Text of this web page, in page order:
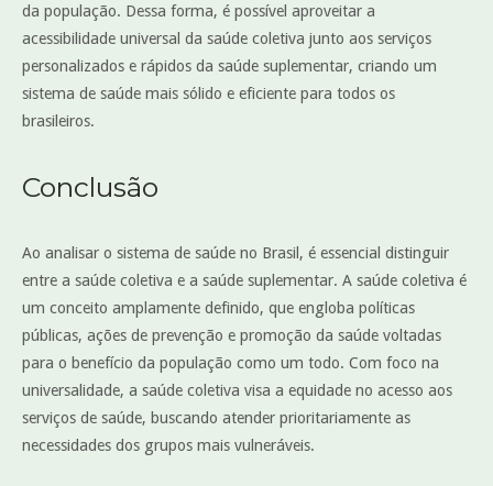
da população. Dessa forma, é possível aproveitar a
acessibilidade universal da saúde coletiva junto aos serviços
personalizados e rápidos da saúde suplementar, criando um
sistema de saúde mais sólido e eficiente para todos os
brasileiros.
Conclusão
Ao analisar o sistema de saúde no Brasil, é essencial distinguir
entre a saúde coletiva e a saúde suplementar. A saúde coletiva é
um conceito amplamente definido, que engloba políticas
públicas, ações de prevenção e promoção da saúde voltadas
para o benefício da população como um todo. Com foco na
universalidade, a saúde coletiva visa a equidade no acesso aos
serviços de saúde, buscando atender prioritariamente as
necessidades dos grupos mais vulneráveis.